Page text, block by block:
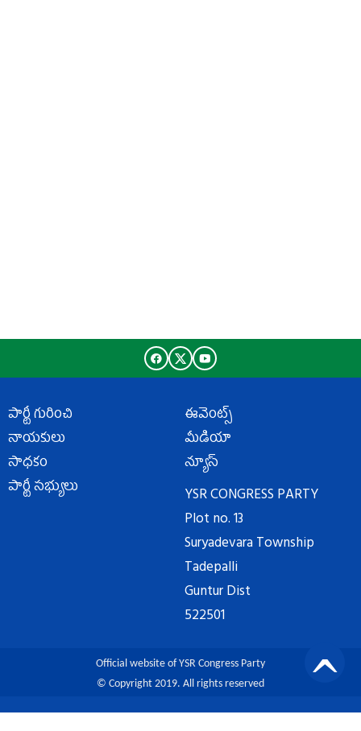
పార్టీ గురించి
నాయకులు
సాధకం
పార్టీ సభ్యులు
ఈవెంట్స్
మీడియా
న్యూస్
YSR CONGRESS PARTY
Plot no. 13
Suryadevara Township
Tadepalli
Guntur Dist
522501
Official website of YSR Congress Party
© Copyright 2019. All rights reserved